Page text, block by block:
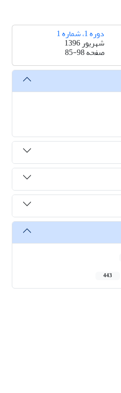
دوره 1، شماره 1
شهریور 1396
صفحه85-98
443